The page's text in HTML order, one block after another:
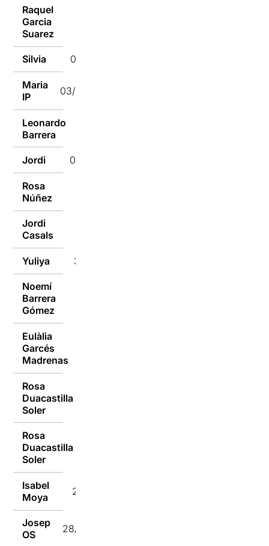
Raquel
Garcia
Suarez
Silvia 03/01/2019
Maria
IP
03/01/2019
Leonardo
Barrera
Jordi 01/01/2019
Rosa
Núñez
Jordi
Casals
Yuliya 30/12/2018
Noemí
Barrera
Gómez
Eulàlia
Garcés
Madrenas
Rosa
Duacastilla
Soler
Rosa
Duacastilla
Soler
Isabel
Moya
28/12/2018
Josep
OS
28/12/2018